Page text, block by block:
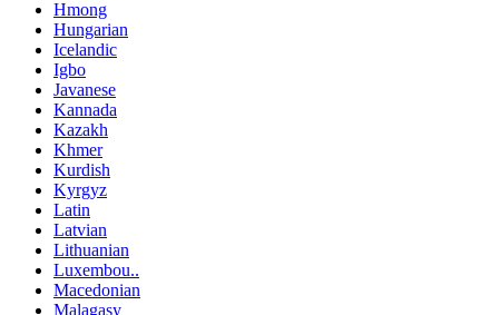
Hmong
Hungarian
Icelandic
Igbo
Javanese
Kannada
Kazakh
Khmer
Kurdish
Kyrgyz
Latin
Latvian
Lithuanian
Luxembou..
Macedonian
Malagasy